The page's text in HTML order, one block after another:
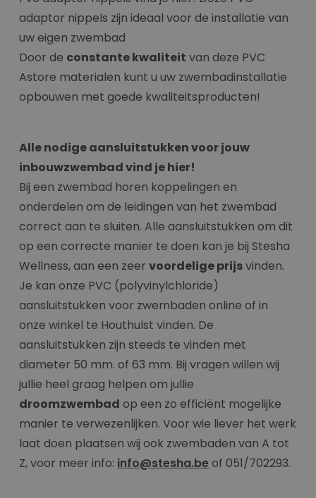
adaptor nippels zijn ideaal voor de installatie van
uw eigen zwembad
Door de constante kwaliteit van deze PVC
Astore materialen kunt u uw zwembadinstallatie
opbouwen met goede kwaliteitsproducten!
Alle nodige aansluitstukken voor jouw
inbouwzwembad vind je hier!
Bij een zwembad horen koppelingen en
onderdelen om de leidingen van het zwembad
correct aan te sluiten. Alle aansluitstukken om dit
op een correcte manier te doen kan je bij Stesha
Wellness, aan een zeer voordelige prijsvinden.
Je kan onze PVC (polyvinylchloride)
aansluitstukken voor zwembaden online of in
onze winkel te Houthulst vinden. De
aansluitstukken zijn steeds te vinden met
diameter 50 mm. of 63 mm. Bij vragen willen wij
jullie heel graag helpen om jullie
droomzwembad op een zo efficiënt mogelijke
manier te verwezenlijken. Voor wie liever het werk
laat doen plaatsen wij ook zwembaden van A tot
Z, voor meer info: info@stesha.beof 051/702293.